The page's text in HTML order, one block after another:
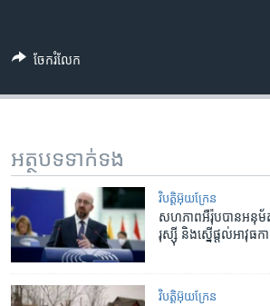
ចែករំលែក
អត្ថបទ​ទាក់ទង
វិបត្តិអ៊ុយក្រែន
សហភាព​អឺរ៉ុប​បាន​អនុម័
រុស្ស៊ី និង​ស្នើ​ផ្តល់​អាវុធ​
វិបត្តិអ៊ុយក្រែន